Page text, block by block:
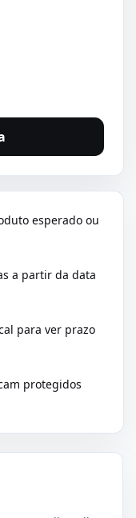
esperado ou
a partir da data
para ver prazo
protegidos